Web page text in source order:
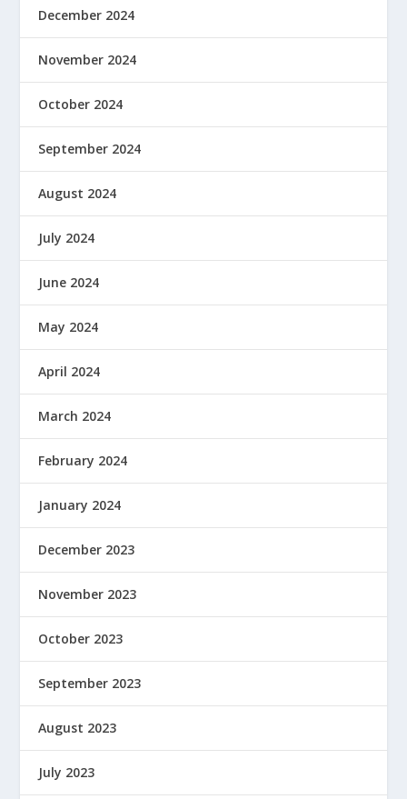
December 2024
November 2024
October 2024
September 2024
August 2024
July 2024
June 2024
May 2024
April 2024
March 2024
February 2024
January 2024
December 2023
November 2023
October 2023
September 2023
August 2023
July 2023